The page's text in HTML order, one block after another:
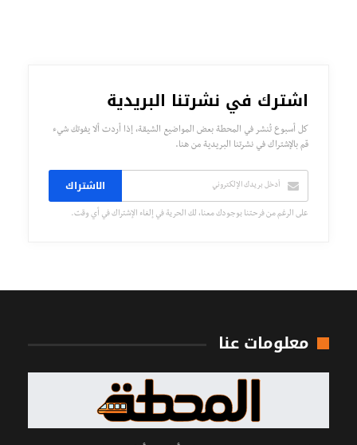
اشترك في نشرتنا البريدية
كل أسبوع تُنشر في المحطة بعض المواضيع الشيقة، إذا أردت ألا يفوتك شيء
قم بالإشتراك في نشرتنا البريدية من هنا.
الاشتراك
على الرغم من فرحتنا بوجودك معنا، لك الحرية في إلغاء الإشتراك في أي وقت.
معلومات عنا